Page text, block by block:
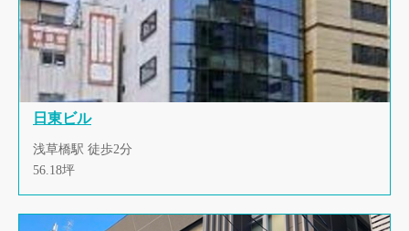
日東ビル
浅草橋駅 徒歩2分
56.18坪